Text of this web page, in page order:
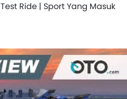
Ride | Sport Yang Masuk